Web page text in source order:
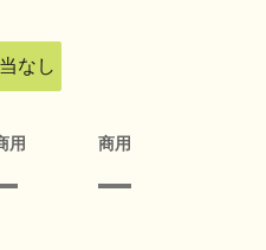
なし
用 商用